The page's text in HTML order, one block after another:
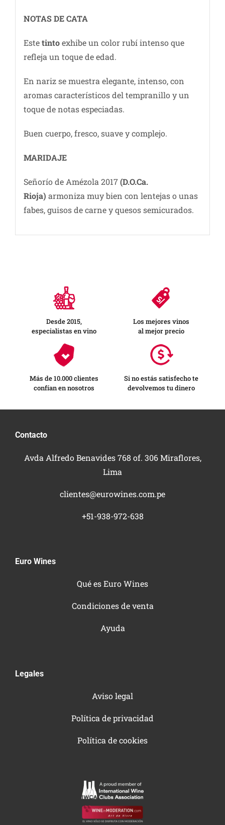
NOTAS DE CATA
Estetintoexhibe un color rubí intenso que
refleja un toque de edad.
En nariz se muestra elegante, intenso, con
aromas característicos del tempranillo y un
toque de notas especiadas.
Buen cuerpo, fresco, suave y complejo.
MARIDAJE
Señorío de Amézola 2017(D.O.Ca.
Rioja) armoniza muy bien con lentejas o unas
fabes, guisos de carne y quesos semicurados.
Desde 2015,
especialistas en vino
Los mejores vinos
al mejor precio
Más de 10.000 clientes
confían en nosotros
Si no estás satisfecho te
devolvemos tu dinero
Contacto
Avda Alfredo Benavides 768 of. 306 Miraflores,
Lima
clientes@eurowines.com.pe
+51-938-972-638
Euro Wines
Qué es Euro Wines
Condiciones de venta
Ayuda
Legales
Aviso legal
Política de privacidad
Política de cookies